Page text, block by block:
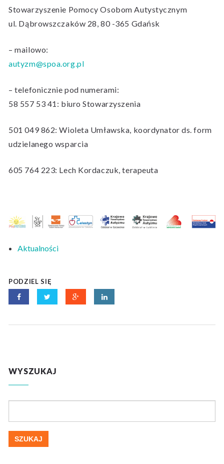
Stowarzyszenie Pomocy Osobom Autystycznym
ul. Dąbrowszczaków 28, 80 -365 Gdańsk
– mailowo:
autyzm@spoa.org.pl
– telefonicznie pod numerami:
58 557 53 41: biuro Stowarzyszenia
501 049 862: Wioleta Umławska, koordynator ds. form
udzielanego wsparcia
605 764 223: Lech Kordaczuk, terapeuta
Aktualności
PODZIEL SIĘ
WYSZUKAJ